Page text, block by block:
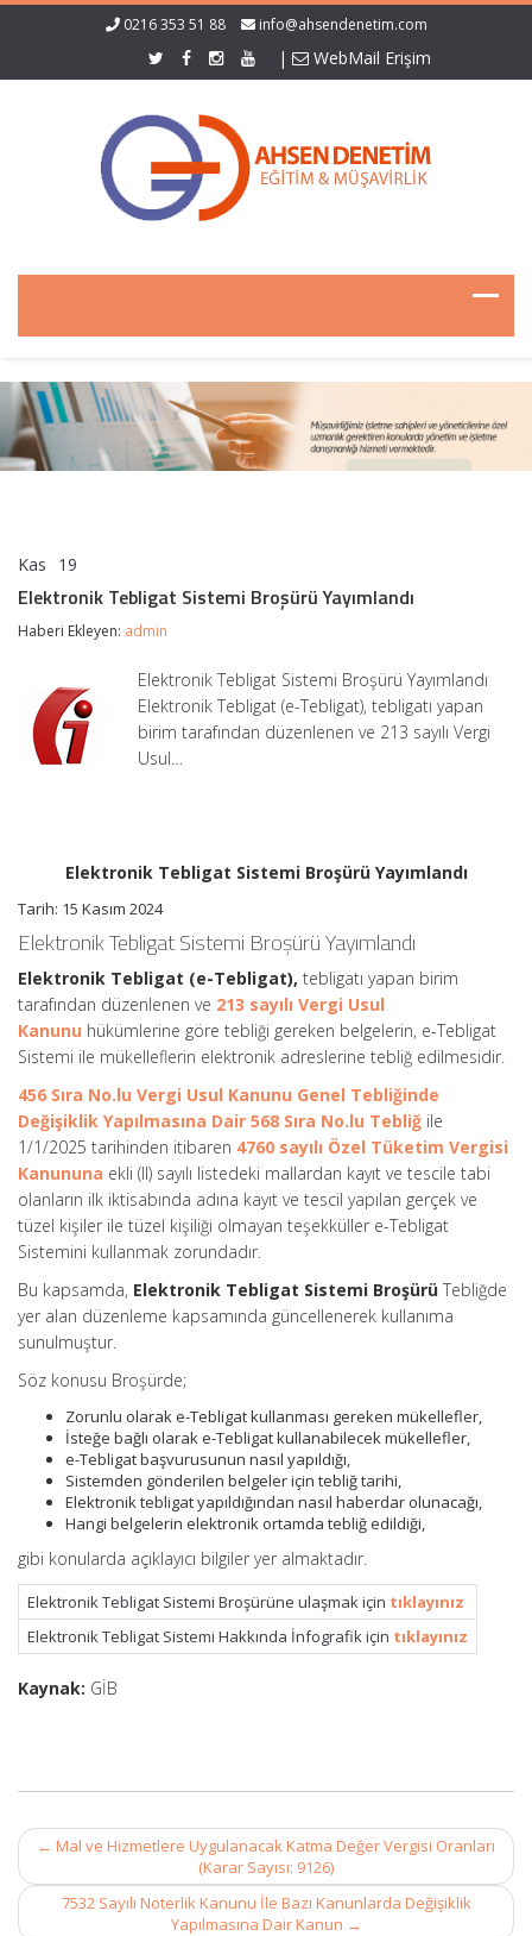
0216 353 51 88 info@ahsendenetim.com
| WebMail Erişim
Kas 19
Sistemi
Broşürü
Elektronik Tebligat Sistemi Broşürü Yayımlandı
Haberi Ekleyen: admin
Elektronik Tebligat Sistemi Broşürü Yayımlandı
Elektronik Tebligat (e-Tebligat), tebligatı yapan
birim tarafından düzenlenen ve 213 sayılı Vergi
Usul…
Elektronik Tebligat Sistemi Broşürü Yayımlandı
Tarih: 15 Kasım 2024
Elektronik Tebligat Sistemi Broşürü Yayımlandı
Elektronik Tebligat (e-Tebligat), tebligatı yapan birim
tarafından düzenlenen ve 213 sayılı Vergi Usul
Kanunu hükümlerine göre tebliği gereken belgelerin, e-Tebligat
Sistemi ile mükelleflerin elektronik adreslerine tebliğ edilmesidir.
456 Sıra No.lu Vergi Usul Kanunu Genel Tebliğinde
Değişiklik Yapılmasına Dair 568 Sıra No.lu Tebliğ ile
1/1/2025 tarihinden itibaren 4760 sayılı Özel Tüketim Vergisi
Kanununa ekli (II) sayılı listedeki mallardan kayıt ve tescile tabi
olanların ilk iktisabında adına kayıt ve tescil yapılan gerçek ve
tüzel kişiler ile tüzel kişiliği olmayan teşekküller e-Tebligat
Sistemini kullanmak zorundadır.
Bu kapsamda, Elektronik Tebligat Sistemi Broşürü Tebliğde
yer alan düzenleme kapsamında güncellenerek kullanıma
sunulmuştur.
Söz konusu Broşürde;
Zorunlu olarak e-Tebligat kullanması gereken mükellefler,
İsteğe bağlı olarak e-Tebligat kullanabilecek mükellefler,
e-Tebligat başvurusunun nasıl yapıldığı,
Sistemden gönderilen belgeler için tebliğ tarihi,
Elektronik tebligat yapıldığından nasıl haberdar olunacağı,
Hangi belgelerin elektronik ortamda tebliğ edildiği,
gibi konularda açıklayıcı bilgiler yer almaktadır.
Elektronik Tebligat Sistemi Broşürüne ulaşmak için tıklayınız
Elektronik Tebligat Sistemi Hakkında İnfografik için tıklayınız
Kaynak: GİB
Post
navigation
← Mal ve Hizmetlere Uygulanacak Katma Değer Vergisi Oranları
(Karar Sayısı: 9126)
7532 Sayılı Noterlik Kanunu İle Bazı Kanunlarda Değişiklik
Yapılmasına Dair Kanun →